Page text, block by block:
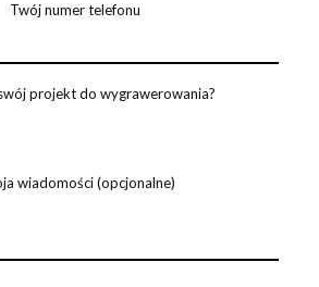
Twój numer telefonu
projekt do wygrawerowania?
wiadomości (opcjonalne)